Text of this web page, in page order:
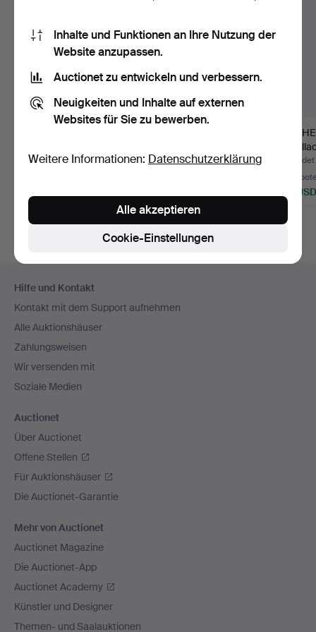
Beendet 20. Jun 2026
Beendet 20. Jun 2026
4
43 USD
Navigation
Hilfe und Kontakt
Kontakt mit dem Support aufnehmen
Alle Auktionshäuser
Zahlungsweisen
Wir versenden mit
Soziale Medien
Auctionet
Über Auctionet
Offene Stellen
Für Auktionshäuser
Die Auctionet-Garantie
Mehr von Auctionet
Auctionet Magazine
Die Auctionet-App
Auctionet Academy
Künstler und Designer
Themen- und Saalauktionen
Inhalte und Funktionen an Ihre Nutzung der
Website anzupassen.
Auctionet zu entwickeln und verbessern.
Neuigkeiten und Inhalte auf externen
Websites für Sie zu bewerben.
Weitere Informationen: Datenschutzerklärung
Cookie-Einstellungen
Alle akzeptieren